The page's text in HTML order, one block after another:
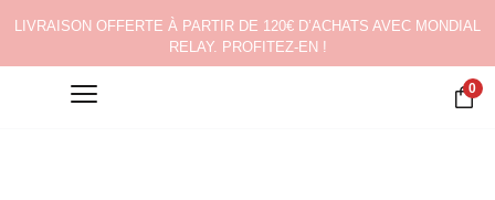
LIVRAISON OFFERTE À PARTIR DE 120€ D’ACHATS AVEC MONDIAL
RELAY. PROFITEZ-EN !
0